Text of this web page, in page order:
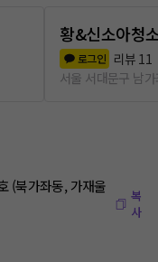
황&신소아청
로그인 리뷰 11
서울 서대문구 남
(북가좌동, 가재울
복
사